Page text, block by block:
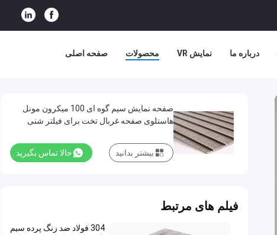
صفحه اصلی محصولات نمایش VR درباره ما
صفحه نمایش سیم گوه ای 100 میکرون مونل
هاستلوی صفحه غربال تخت برای فیلتر شنی
حالا تماس بگیرید بیشتر بدانید
فیلم های مرتبط
304 فولاد ضد زنگ پرده سیم